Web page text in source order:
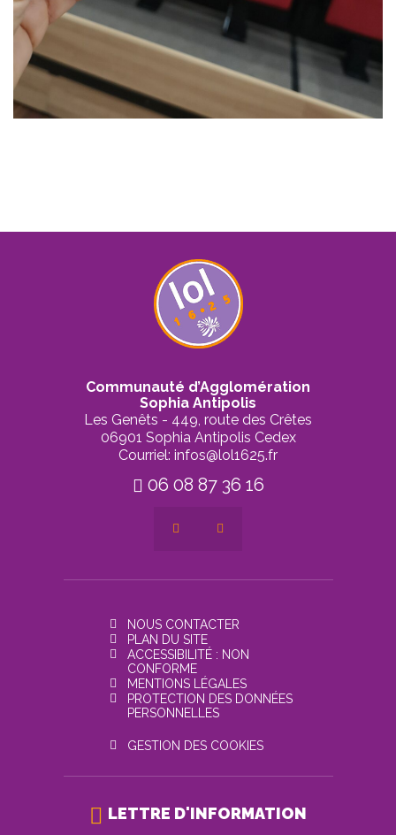
Communauté d’Agglomération
Sophia Antipolis
Les Genêts - 449, route des Crêtes
06901 Sophia Antipolis Cedex
Courriel: infos@lol1625.fr
06 08 87 36 16
NOUS CONTACTER
PLAN DU SITE
ACCESSIBILITÉ : NON
CONFORME
MENTIONS LÉGALES
PROTECTION DES DONNÉES
PERSONNELLES
GESTION DES COOKIES
LETTRE D'INFORMATION